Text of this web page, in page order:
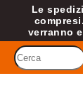
Le
verranno